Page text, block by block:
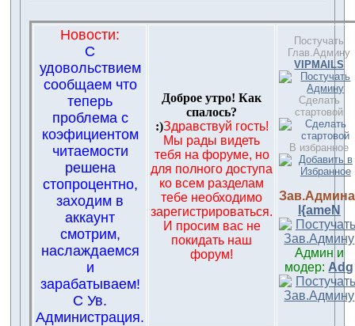
Новости:
С
удовольствием
сообщаем что
теперь
проблема с
коэфициентом
читаемости
решена
стопроцентно,
заходим в
аккаунт
смотрим,
наслаждаемся
и
зарабатываем!
С Ув.
Администрация.
Доброе утро! Как
спалось?
:)Здравствуй гость!
Мы рады видеть
тебя на форуме, но
для полного доступа
ко всем разделам
тебе необходимо
зарегистрироваться.
И просим вас не
покидать наш
форум!
Постучать
Глав.Админу
VIPMAILS
Сделать
стартовой
В избранное
l{ameN
Админ и
модер: Adg